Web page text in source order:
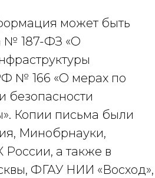
может быть
№ 187-ФЗ «О
№ 166 «О мерах по
безопасности
Копии письма были
Минобрнауки,
а также в
ФГАУ НИИ «Восход»,